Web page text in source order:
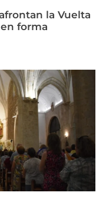
la Vuelta
forma